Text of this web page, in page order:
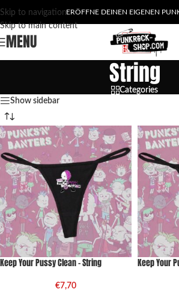
Skip to navigation
Skip to main content
ERÖFFNE DEINEN EIGENEN
MENU
String
Categories
Show sidebar
Keep Your Pussy Clean – String
€7,70
Keep Your